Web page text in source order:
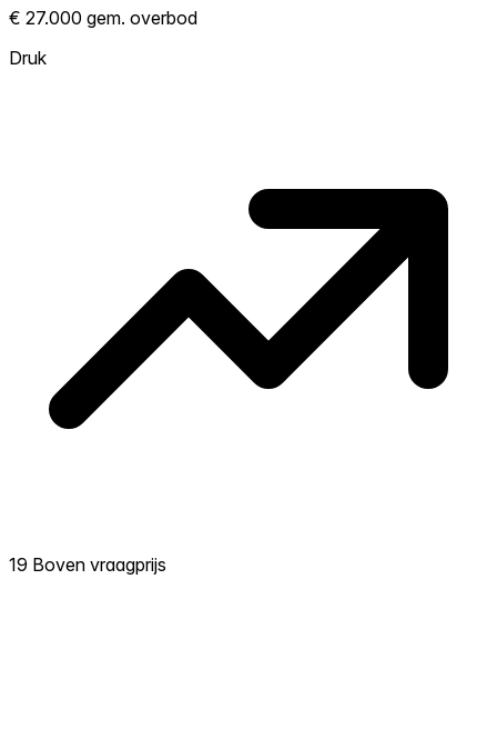
Laat zien hoe competitief de markt hier is.
Hoe meer woningen boven vraagprijs
verkopen, hoe heter. Heet? Verwacht
€ 27.000 gem. overbod
Druk
19 Boven vraagprijs